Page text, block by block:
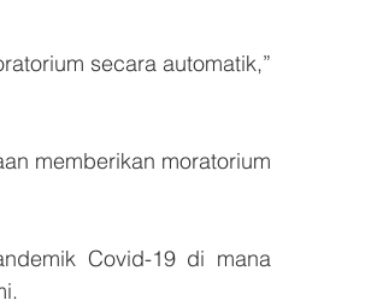
secara automatik,”
memberikan moratorium
Covid-19 di mana